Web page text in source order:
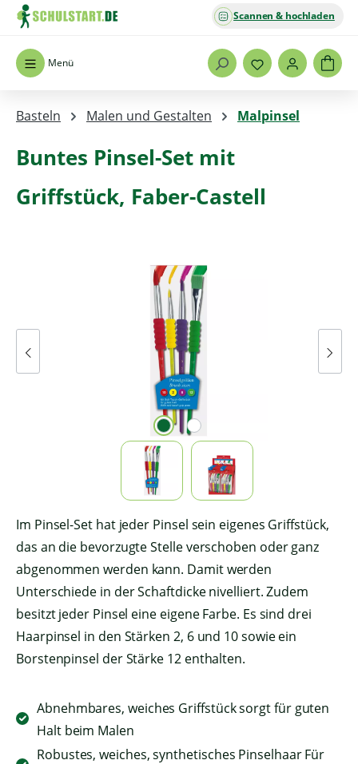
Zum Hauptinhalt springen
Menü
Scannen & hochladen
Basteln Malen und Gestalten Malpinsel
Buntes Pinsel-Set mit
Griffstück, Faber-Castell
Bildergalerie überspringen
Im Pinsel-Set hat jeder Pinsel sein eigenes Griffstück,
das an die bevorzugte Stelle verschoben oder ganz
abgenommen werden kann. Damit werden
Unterschiede in der Schaftdicke nivelliert. Zudem
besitzt jeder Pinsel eine eigene Farbe. Es sind drei
Haarpinsel in den Stärken 2, 6 und 10 sowie ein
Borstenpinsel der Stärke 12 enthalten.
Abnehmbares, weiches Griffstück sorgt für guten
Halt beim Malen
Robustes, weiches, synthetisches Pinselhaar Für